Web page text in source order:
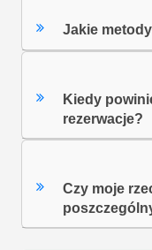
Jakie
Kiedy
rezerwacje?
Czy moje